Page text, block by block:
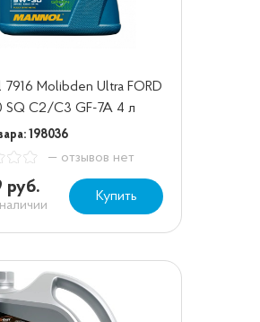
7916 Molibden Ultra FORD
SQ C2/C3 GF-7A 4 л
198036
— отзывов нет
руб. Купить